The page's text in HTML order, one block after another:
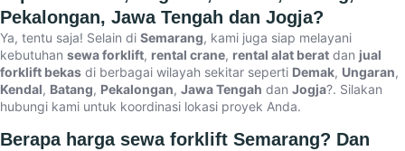
Pekalongan, Jawa Tengah dan Jogja?
Ya, tentu saja! Selain di Semarang, kami juga siap melayani
kebutuhan sewa forklift, rental crane, rental alat berat dan jual
forklift bekas di berbagai wilayah sekitar seperti Demak, Ungaran,
Kendal, Batang, Pekalongan, Jawa Tengah dan Jogja?. Silakan
hubungi kami untuk koordinasi lokasi proyek Anda.
Berapa harga sewa forklift Semarang? Dan